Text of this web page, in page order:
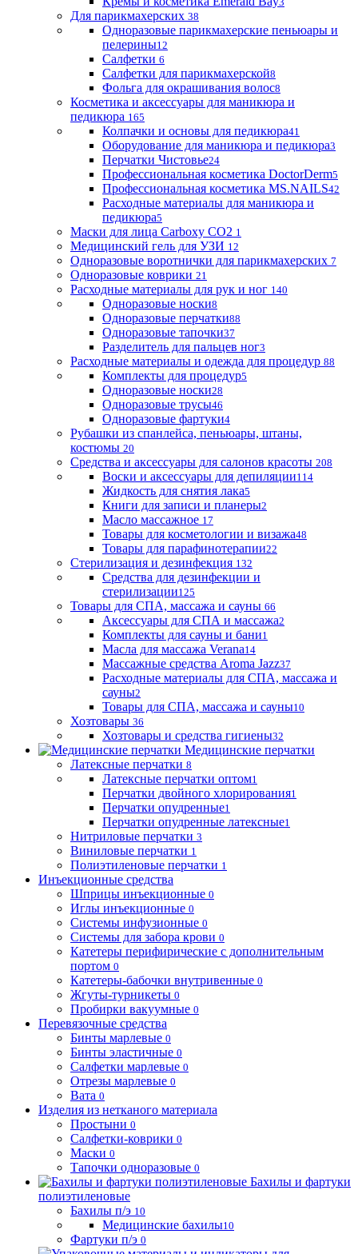
Для парикмахерских 38
Одноразовые парикмахерские пеньюары и
пелерины12
Салфетки 6
Салфетки для парикмахерской8
Фольга для окрашивания волос8
Косметика и аксессуары для маникюра и
педикюра 165
Колпачки и основы для педикюра41
Оборудование для маникюра и педикюра3
Перчатки Чистовье24
Профессиональная косметика DoctorDerm5
Профессиональная косметика MS.NAILS42
Расходные материалы для маникюра и
педикюра5
Маски для лица Carboxy CO2 1
Медицинский гель для УЗИ 12
Одноразовые воротнички для парикмахерских 7
Одноразовые коврики 21
Расходные материалы для рук и ног 140
Одноразовые носки8
Одноразовые перчатки88
Одноразовые тапочки37
Разделитель для пальцев ног3
Расходные материалы и одежда для процедур 88
Комплекты для процедур5
Одноразовые носки28
Одноразовые трусы46
Одноразовые фартуки4
Рубашки из спанлейса, пеньюары, штаны,
костюмы 20
Средства и аксессуары для салонов красоты 208
Воски и аксессуары для депиляции114
Жидкость для снятия лака5
Книги для записи и планеры2
Масло массажное 17
Товары для косметологии и визажа48
Товары для парафинотерапии22
Стерилизация и дезинфекция 132
Средства для дезинфекции и
стерилизации125
Товары для СПА, массажа и сауны 66
Аксессуары для СПА и массажа2
Комплекты для сауны и бани1
Масла для массажа Verana14
Массажные средства Aroma Jazz37
Расходные материалы для СПА, массажа и
сауны2
Товары для СПА, массажа и сауны10
Хозтовары 36
Хозтовары и средства гигиены32
Медицинские перчатки
Латексные перчатки 8
Латексные перчатки оптом1
Перчатки двойного хлорирования1
Перчатки опудренные1
Перчатки опудренные латексные1
Нитриловые перчатки 3
Виниловые перчатки 1
Полиэтиленовые перчатки 1
Инъекционные средства
Шприцы инъекционные 0
Иглы инъекционные 0
Системы инфузионные 0
Системы для забора крови 0
Катетеры перифирические с дополнительным
портом 0
Катетеры-бабочки внутривенные 0
Жгуты-турникеты 0
Пробирки вакуумные 0
Перевязочные средства
Бинты марлевые 0
Бинты эластичные 0
Салфетки марлевые 0
Отрезы марлевые 0
Вата 0
Изделия из нетканого материала
Простыни 0
Салфетки-коврики 0
Маски 0
Тапочки одноразовые 0
Бахилы и фартуки
полиэтиленовые
Бахилы п/э 10
Медицинские бахилы10
Фартуки п/э 0